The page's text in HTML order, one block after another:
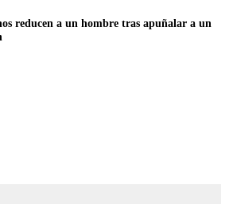
reducen a un hombre tras apuñalar a un